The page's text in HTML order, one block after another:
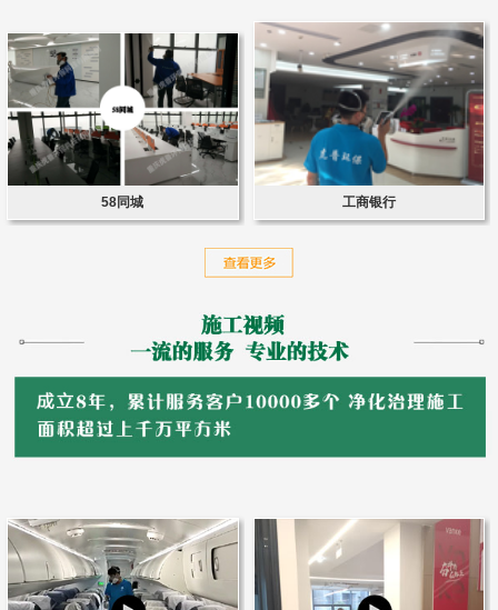
58同城 工商银行